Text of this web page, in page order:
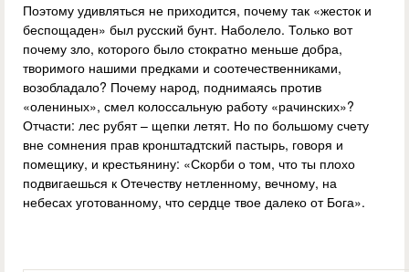
Поэтому удивляться не приходится, почему так «жесток и
беспощаден» был русский бунт. Наболело. Только вот
почему зло, которого было стократно меньше добра,
творимого нашими предками и соотечественниками,
возобладало? Почему народ, поднимаясь против
«олениных», смел колоссальную работу «рачинских»?
Отчасти: лес рубят – щепки летят. Но по большому счету
вне сомнения прав кронштадтский пастырь, говоря и
помещику, и крестьянину: «Скорби о том, что ты плохо
подвигаешься к Отечеству нетленному, вечному, на
небесах уготованному, что сердце твое далеко от Бога».